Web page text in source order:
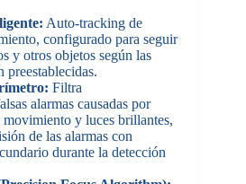
Auto-tracking de
configurado para seguir
y otros objetos según las
preestablecidas.
Filtra
alarmas causadas por
movimiento y luces brillantes,
de las alarmas con
durante la detección